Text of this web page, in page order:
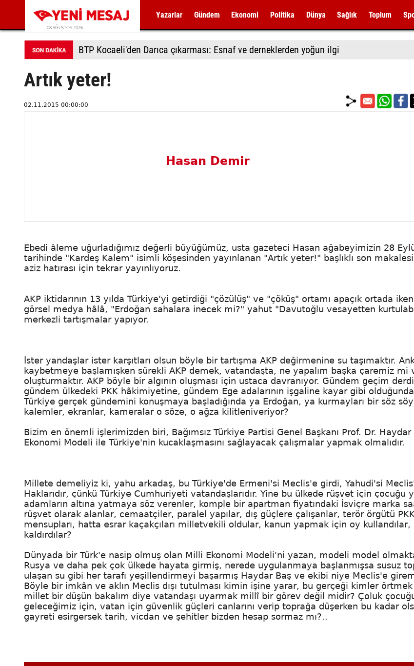
08 AĞUSTOS 2026
Yazarlar Gündem Ekonomi Politika Dünya Sağlık Toplum
BTP Kocaeli'den Darıca çıkarması: Esnaf ve derneklerden yoğun ilgi
Artık yeter!
02.11.2015 00:00:00
Hasan Demir
Ebedi âleme uğurladığımız değerli büyüğümüz, usta gazeteci Hasan ağabeyimizin 28
tarihinde "Kardeş Kalem" isimli köşesinden yayınlanan "Artık yeter!" başlıklı son
aziz hatırası için tekrar yayınlıyoruz.
AKP iktidarının 13 yılda Türkiye'yi getirdiği "çözülüş" ve "çöküş" ortamı apaçık ortada iken
görsel medya hâlâ, "Erdoğan sahalara inecek mi?" yahut "Davutoğlu vesayetten
merkezli tartışmalar yapıyor.
İster yandaşlar ister karşıtları olsun böyle bir tartışma AKP değirmenine su taşımaktır.
kaybetmeye başlamışken sürekli AKP demek, vatandaşta, ne yapalım başka çaremiz mi
oluşturmaktır. AKP böyle bir algının oluşması için ustaca davranıyor. Gündem geçim
gündem ülkedeki PKK hâkimiyetine, gündem Ege adalarının işgaline kayar gibi
Türkiye gerçek gündemini konuşmaya başladığında ya Erdoğan, ya kurmayları bir söz
kalemler, ekranlar, kameralar o söze, o ağza kilitleniveriyor?
Bizim en önemli işlerimizden biri, Bağımsız Türkiye Partisi Genel Başkanı Prof. Dr. Haydar
Ekonomi Modeli ile Türkiye'nin kucaklaşmasını sağlayacak çalışmalar yapmak olmalıdır.
Millete demeliyiz ki, yahu arkadaş, bu Türkiye'de Ermeni'si Meclis'e girdi, Yahudi'si
Haklarıdır, çünkü Türkiye Cumhuriyeti vatandaşlarıdır. Yine bu ülkede rüşvet için çocuğu
adamların altına yatmaya söz verenler, komple bir apartman fiyatındaki İsviçre marka
rüşvet olarak alanlar, cemaatçiler, paralel yapılar, dış güçlere çalışanlar, terör örgütü
mensupları, hatta esrar kaçakçıları milletvekili oldular, kanun yapmak için oy
kaldırdılar?
Dünyada bir Türk'e nasip olmuş olan Milli Ekonomi Modeli'ni yazan, modeli model
Rusya ve daha pek çok ülkede hayata girmiş, nerede uygulanmaya başlanmışsa susuz
ulaşan su gibi her tarafı yeşillendirmeyi başarmış Haydar Baş ve ekibi niye Meclis'e
Böyle bir imkân ve aklın Meclis dışı tutulması kimin işine yarar, bu gerçeği kimler
millet bir düşün bakalım diye vatandaşı uyarmak millî bir görev değil midir? Çoluk
geleceğimiz için, vatan için güvenlik güçleri canlarını verip toprağa düşerken bu kadar
gayreti esirgersek tarih, vicdan ve şehitler bizden hesap sormaz mı?..